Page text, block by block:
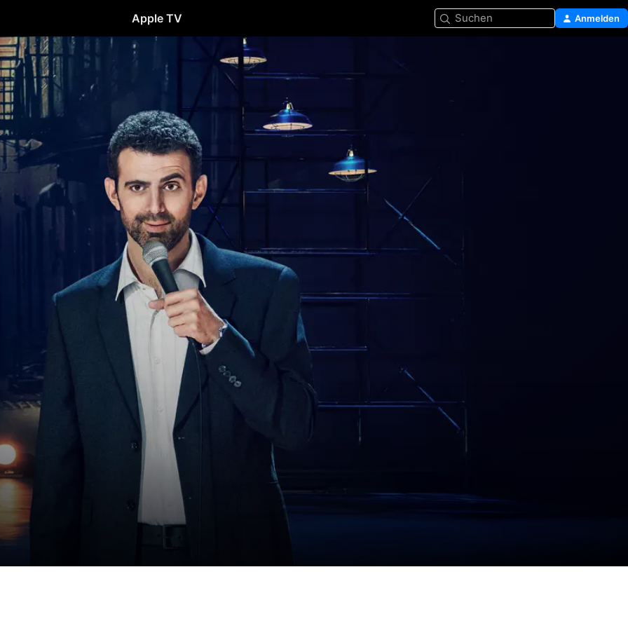
Apple TV Suchen Anmelden